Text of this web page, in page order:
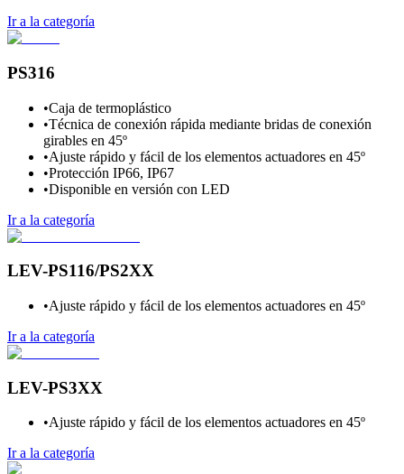
Ir a la categoría
PS316
•Caja de termoplástico
•Técnica de conexión rápida mediante bridas de conexión
girables en 45º
•Ajuste rápido y fácil de los elementos actuadores en 45º
•Protección IP66, IP67
•Disponible en versión con LED
Ir a la categoría
LEV-PS116/PS2XX
•Ajuste rápido y fácil de los elementos actuadores en 45º
Ir a la categoría
LEV-PS3XX
•Ajuste rápido y fácil de los elementos actuadores en 45º
Ir a la categoría